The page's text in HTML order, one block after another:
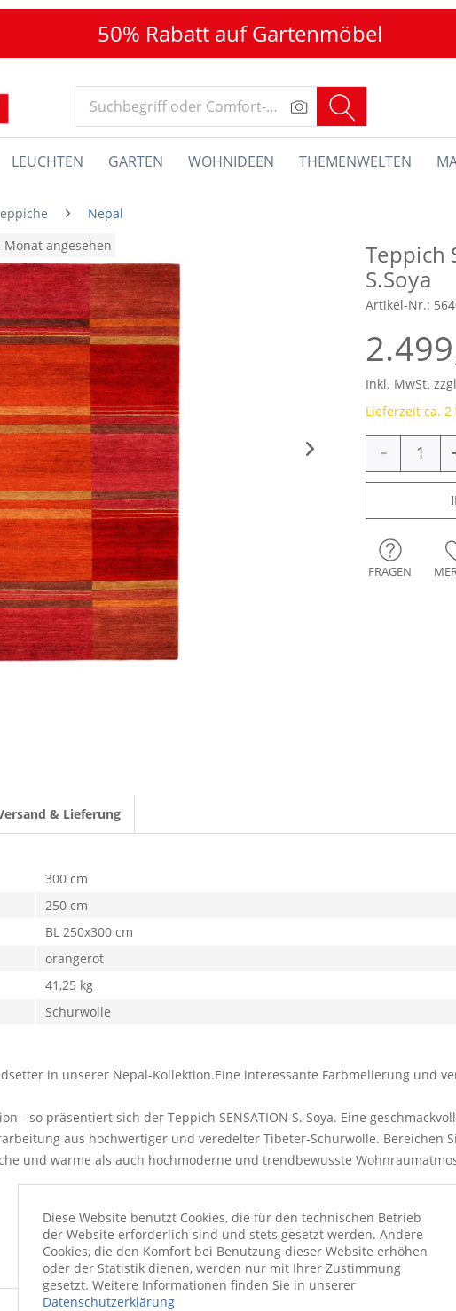
50% Rabatt auf Gartenmöbel
LEUCHTEN GARTEN WOHNIDEEN THEMENWELTEN
Nepal
angesehen
Teppich
S.Soya
Artikel-Nr.:
Inkl. MwSt.
Lieferzeit ca. 2
-
FRAGEN
& Lieferung
in unserer Nepal-Kollektion.Eine interessante Farbmelierung und
- so präsentiert sich der Teppich SENSATION S. Soya. Eine
aus hochwertiger und veredelter Tibeter-Schurwolle. Bereichen
und warme als auch hochmoderne und trendbewusste
300 cm
250 cm
BL 250x300 cm
orangerot
41,25 kg
Schurwolle
Diese Website benutzt Cookies, die für den technischen Betrieb
der Website erforderlich sind und stets gesetzt werden. Andere
Cookies, die den Komfort bei Benutzung dieser Website erhöhen
oder der Statistik dienen, werden nur mit Ihrer Zustimmung
gesetzt. Weitere Informationen finden Sie in unserer
Datenschutzerklärung